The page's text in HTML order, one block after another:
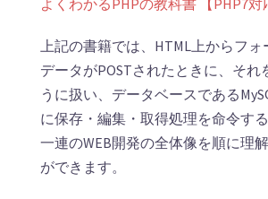
よくわかるPHPの教科書 【PHP7対
上記の書籍では、HTML上からフォ
データがPOSTされたときに、それ
うに扱い、データベースである
に保存・編集・取得処理を命令す
一連のWEB開発の全体像を順に理
ができます。